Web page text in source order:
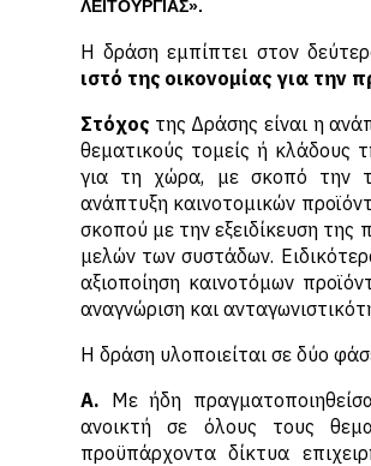
ΛΕΙΤΟΥΡΓΙΑΣ».
Η δράση εμπίπτει στον
ιστό της οικονομίας για την
Στόχος της Δράσης είναι η
θεματικούς τομείς ή κλάδους
για τη χώρα, με σκοπό την
ανάπτυξη καινοτομικών
σκοπού με την εξειδίκευση
μελών των συστάδων.
αξιοποίηση καινοτόμων
αναγνώριση και
Η δράση υλοποιείται σε δύο
Α. Με ήδη
ανοικτή σε όλους τους
προϋπάρχοντα δίκτυα